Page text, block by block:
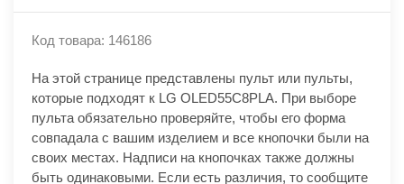
Код товара: 146186
На этой странице представлены пульт или пульты,
которые подходят к LG OLED55C8PLA. При выборе
пульта обязательно проверяйте, чтобы его форма
совпадала с вашим изделием и все кнопочки были на
своих местах. Надписи на кнопочках также должны
быть одинаковыми. Если есть различия, то сообщите